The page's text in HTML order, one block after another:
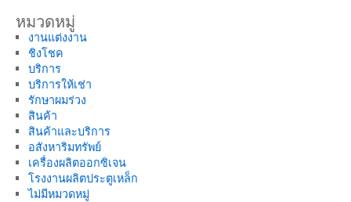
หมวดหมู่
งานแต่งงาน
ชิงโชค
บริการ
บริการให้เช่า
รักษาผมร่วง
สินค้า
สินค้าและบริการ
อสังหาริมทรัพย์
เครื่องผลิตออกซิเจน
โรงงานผลิตประตูเหล็ก
ไม่มีหมวดหมู่